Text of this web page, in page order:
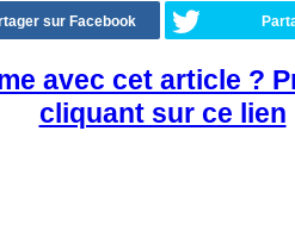
sur Facebook
avec cet article ?
cliquant sur ce lien